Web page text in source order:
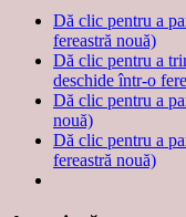
Dă clic pentru a
fereastră nouă)
Dă clic pentru a
deschide într-o
Dă clic pentru a
nouă)
Dă clic pentru a
fereastră nouă)